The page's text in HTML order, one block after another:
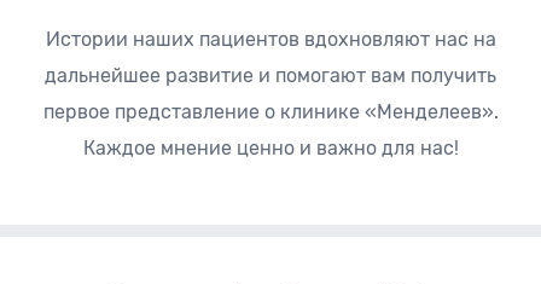
Истории наших пациентов вдохновляют нас на
дальнейшее развитие и помогают вам получить
первое представление о клинике «Менделеев».
Каждое мнение ценно и важно для нас!